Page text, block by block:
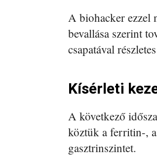
A biohacker ezzel
bevallása szerint
csapatával
Kísérleti
A következő
köztük a ferritin-,
gasztrinszintet.